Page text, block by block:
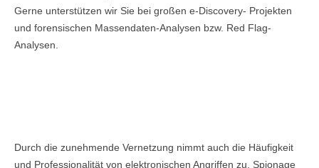
Gerne unterstützen wir Sie bei großen e-Discovery- Projekten
und forensischen Massendaten-Analysen bzw. Red Flag-
Analysen.
Durch die zunehmende Vernetzung nimmt auch die Häufigkeit
und Professionalität von elektronischen Angriffen zu. Spionage